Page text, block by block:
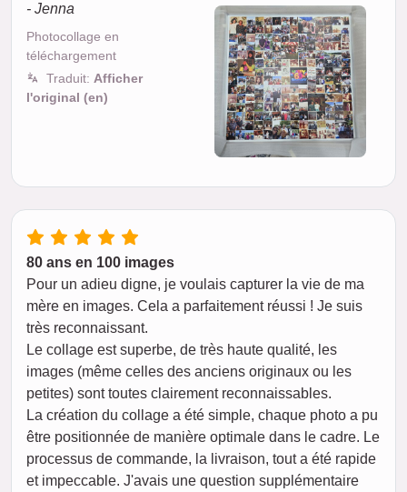
- Jenna
Photocollage en
téléchargement
Traduit: Afficher
l'original (en)
80 ans en 100 images
Pour un adieu digne, je voulais capturer la vie de ma
mère en images. Cela a parfaitement réussi ! Je suis
très reconnaissant.
Le collage est superbe, de très haute qualité, les
images (même celles des anciens originaux ou les
petites) sont toutes clairement reconnaissables.
La création du collage a été simple, chaque photo a pu
être positionnée de manière optimale dans le cadre. Le
processus de commande, la livraison, tout a été rapide
et impeccable. J'avais une question supplémentaire